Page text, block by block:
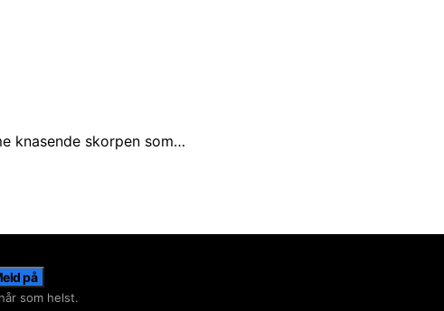
knasende skorpen som…
på
som helst.